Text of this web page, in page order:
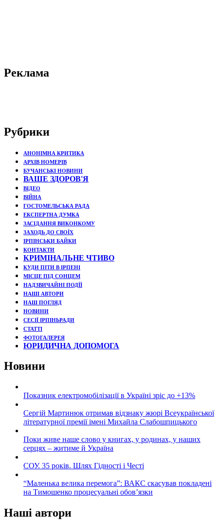
Реклама
Рубрики
АНОНІМНА КРИТИКА
АРХІВ НОМЕРІВ
БУЧАНСЬКІ НОВИНИ
ВАШЕ ЗДОРОВ'Я
ВІДЕО
ВІЙНА
ГОСТОМЕЛЬСЬКА РАДА
ЕКСПЕРТНА ДУМКА
ЗАСІДАННЯ ВИКОНКОМУ
ЗАХОДЬ ДО СВОЇХ
ІРПІНСЬКИ БАЙКИ
КОНТАКТИ
КРИМІНАЛЬНЕ ЧТИВО
КУДИ ПІТИ В ІРПЕНІ
МІСЦЕ ПІД СОНЦЕМ
НАДЗВИЧАЙНІ ПОДЇЇ
НАШІ АВТОРИ
НАШ ПОГЛЯД
НОВИНИ
СЕСІЇ ІРПІНЬРАДИ
СТАТТІ
ФОТОГАЛЕРЕЯ
ЮРИДИЧНА ДОПОМОГА
Новини
Показник електромобілізації в Україні зріс до +13%
Сергій Мартинюк отримав відзнаку жюрі Всеукраїнської
літературної премії імені Михайла Слабошпицького
Поки живе наше слово у книгах, у родинах, у наших
серцях – житиме й Україна
СОУ. 35 років. Шлях Гідності і Честі
“Маленька велика перемога”: ВАКС скасував покладені
на Тимошенко процесуальні обов’язки
Наші автори